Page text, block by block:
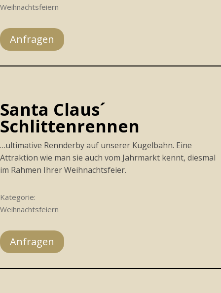
Weihnachtsfeiern
Anfragen
Santa Claus´
Schlittenrennen
…ultimative Rennderby auf unserer Kugelbahn. Eine
Attraktion wie man sie auch vom Jahrmarkt kennt, diesmal
im Rahmen Ihrer Weihnachtsfeier.
Kategorie:
Weihnachtsfeiern
Anfragen